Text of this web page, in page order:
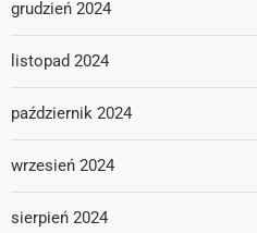
grudzień 2024
listopad 2024
październik 2024
wrzesień 2024
sierpień 2024